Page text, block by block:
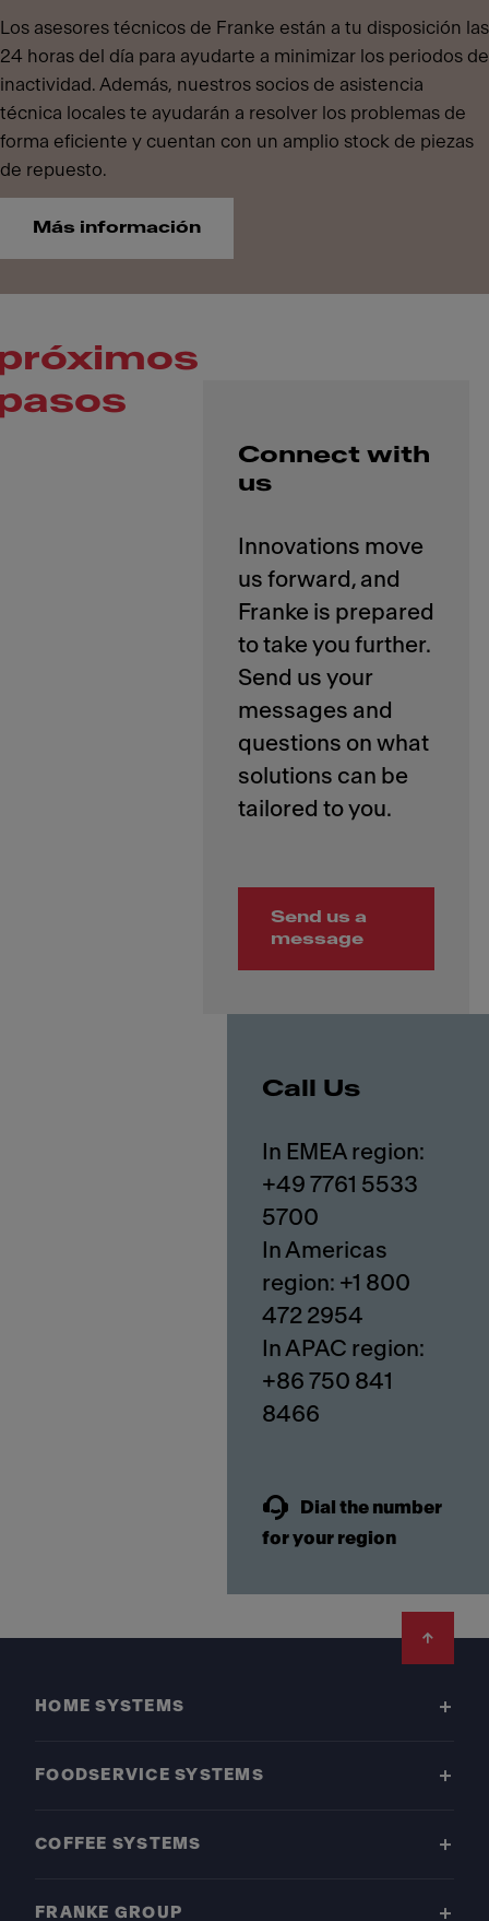
Los asesores técnicos de Franke están a tu disposición las
24 horas del día para ayudarte a minimizar los periodos de
inactividad. Además, nuestros socios de asistencia
técnica locales te ayudarán a resolver los problemas de
forma eficiente y cuentan con un amplio stock de piezas
de repuesto.
Más información
Connect with
us
Innovations move
us forward, and
Franke is prepared
to take you further.
Send us your
messages and
questions on what
solutions can be
Send us a
message
Call Us
In EMEA region:
+49 7761 5533
5700
In Americas
region: +1 800
472 2954
In APAC region:
+86 750 841
8466
Dial the number
for your region
HOME SYSTEMS
FOODSERVICE SYSTEMS
COFFEE SYSTEMS
FRANKE GROUP